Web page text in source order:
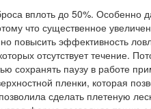
вплоть до 50%. Особенно
что существенное
повысить эффективность
отсутствует течение.
сохранять паузу в работе
пленки, которая
сделать плетеную